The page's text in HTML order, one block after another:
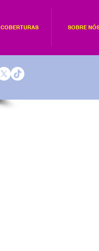
COBERTURAS SOBRE